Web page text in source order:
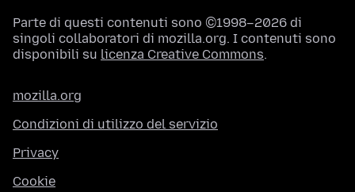
Parte di questi contenuti sono ©1998–2026 di
singoli collaboratori di mozilla.org. I contenuti sono
disponibili su licenza Creative Commons.
mozilla.org
Condizioni di utilizzo del servizio
Privacy
Cookie